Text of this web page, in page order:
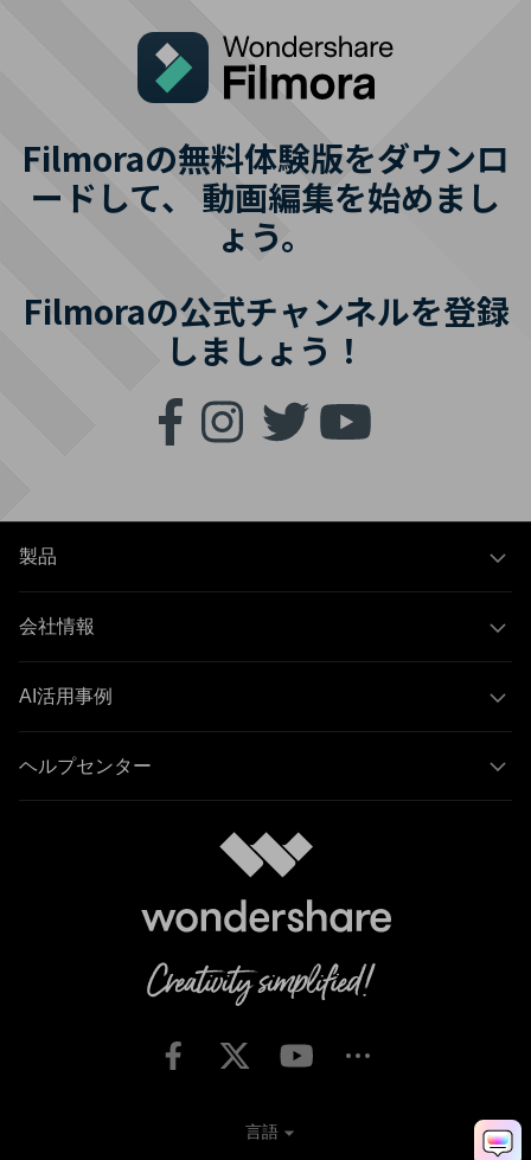
Filmoraの無料体験版をダウンロ
ードして、 動画編集を始めまし
ょう。
Filmoraの公式チャンネルを登録
しましょう！
製品
会社情報
AI活用事例
ヘルプセンター
言語